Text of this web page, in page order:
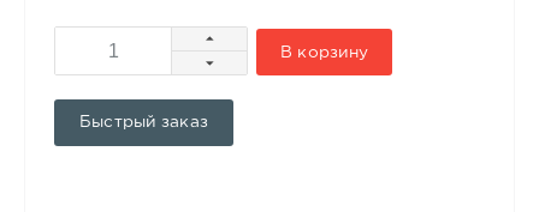
В корзину
Быстрый заказ